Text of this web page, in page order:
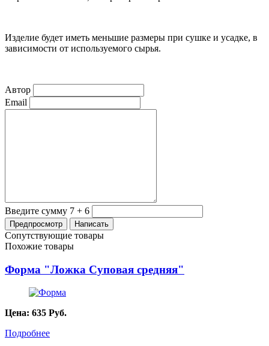
Изделие будет иметь меньшие размеры при сушке и усадке, в
зависимости от используемого сырья.
Автор
Email
Введите сумму 7 + 6
Сопутствующие товары
Похожие товары
Форма "Ложка Суповая средняя"
Цена: 635 Руб.
Подробнее